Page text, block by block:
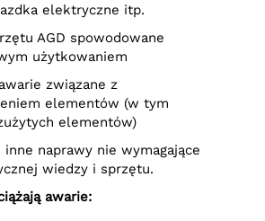
elektryczne itp.
AGD spowodowane
użytkowaniem
związane z
elementów (w tym
elementów)
inne naprawy nie wymagające
wiedzy i sprzętu.
awarie: